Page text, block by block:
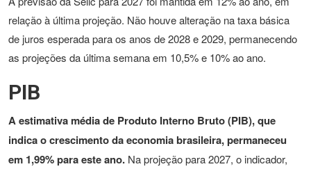
relação à última projeção. Não houve alteração na taxa básica
de juros esperada para os anos de 2028 e 2029, permanecendo
as projeções da última semana em 10,5% e 10% ao ano.
PIB
A estimativa média de Produto Interno Bruto (PIB), que
indica o crescimento da economia brasileira, permaneceu
em 1,99% para este ano. Na projeção para 2027, o indicador,